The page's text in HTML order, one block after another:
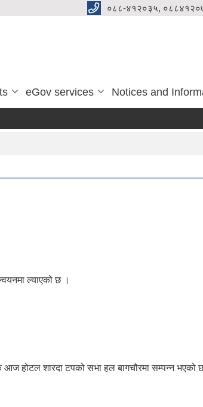
०८८-४१२०३५,
eGov services Notices and
ल्याएको छ ।
आज होटल शारदा टपको सभा हल बागचौरमा सम्पन्न भएको